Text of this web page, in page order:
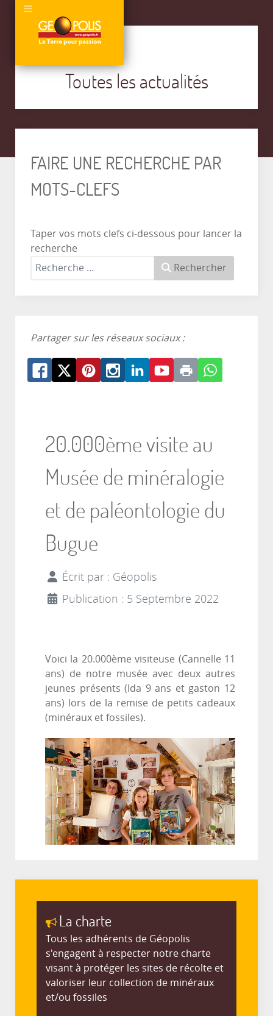
Toutes les actualités
FAIRE UNE RECHERCHE PAR
MOTS-CLEFS
Taper vos mots clefs ci-dessous pour lancer la
recherche
Rechercher
Partager sur les réseaux sociaux :
20.000ème visite au
Musée de minéralogie
et de paléontologie du
Bugue
Écrit par : Géopolis
Publication : 5 Septembre 2022
Voici la 20.000ème visiteuse (Cannelle 11
ans) de notre musée avec deux autres
jeunes présents (Ida 9 ans et gaston 12
ans) lors de la remise de petits cadeaux
(minéraux et fossiles).
La charte
Tous les adhérents de Géopolis
s'engagent à respecter notre charte
visant à protéger les sites de récolte et
valoriser leur collection de minéraux
et/ou fossiles